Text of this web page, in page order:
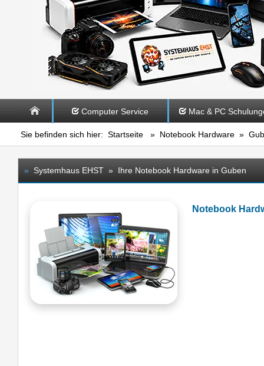
Computer Service Mac & PC
Sie befinden sich hier: Startseite » Notebook Hardware »
» Systemhaus EHST » Ihre Notebook Hardware in Guben
Notebook